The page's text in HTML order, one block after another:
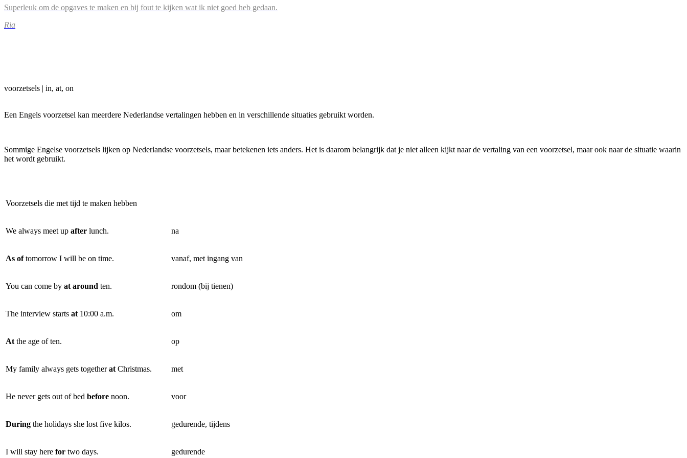
Superleuk om de opgaves te maken en bij fout te kijken wat ik niet goed heb gedaan.
Ria
voorzetsels | in, at, on
Een Engels voorzetsel kan meerdere Nederlandse vertalingen hebben en in verschillende situaties gebruikt worden.
Sommige Engelse voorzetsels lijken op Nederlandse voorzetsels, maar betekenen iets anders. Het is daarom belangrijk dat je niet alleen kijkt naar de vertaling van een voorzetsel, maar ook naar de situatie waarin
het wordt gebruikt.
Voorzetsels die met tijd te maken hebben
We always meet up after lunch. na
As oftomorrow I will be on time. vanaf, met ingang van
You can come by at around ten. rondom (bij tienen)
The interview starts at 10:00 a.m. om
At the age of ten. op
My family always gets togetherat Christmas. met
He never gets out of bed before noon. voor
During the holidays she lost five kilos. gedurende, tijdens
I will stay here for two days. gedurende